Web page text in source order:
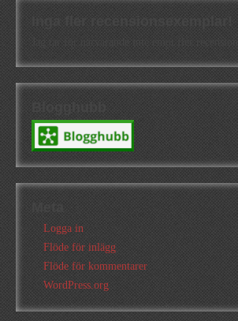
Inga fler recensionsexemplar!
Jag tar för närvarande inte emot fler
Blogghubb
Meta
Logga in
Flöde för inlägg
Flöde för kommentarer
WordPress.org